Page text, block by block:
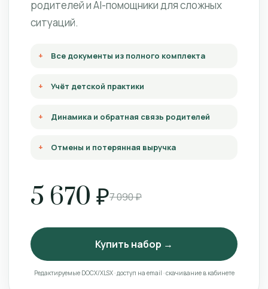
родителей и AI-помощники для сложных
ситуаций.
Все документы из полного комплекта
Учёт детской практики
Динамика и обратная связь родителей
Отмены и потерянная выручка
5 670 ₽7 090 ₽
Купить набор →
Редактируемые DOCX/XLSX · доступ на email · скачивание в кабинете